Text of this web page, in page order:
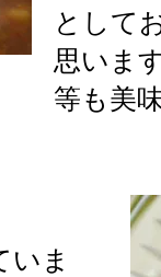
として
思いま
等も美
いま